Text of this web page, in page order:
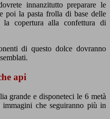
innanzitutto preparare le
poi la pasta frolla di base delle
copertura alla confettura di
di questo dolce dovranno
api
grande e disponeteci le 6 metà
che seguiranno più in